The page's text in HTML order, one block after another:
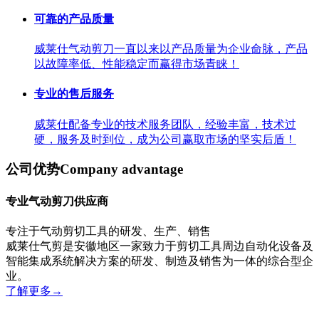
可靠的产品质量
威莱仕气动剪刀一直以来以产品质量为企业命脉，产品
以故障率低、性能稳定而赢得市场青睐！
专业的售后服务
威莱仕配备专业的技术服务团队，经验丰富，技术过
硬，服务及时到位，成为公司赢取市场的坚实后盾！
公司优势Company advantage
专业气动剪刀供应商
专注于气动剪切工具的研发、生产、销售
威莱仕气剪是安徽地区一家致力于剪切工具周边自动化设备及
智能集成系统解决方案的研发、制造及销售为一体的综合型企
业。
了解更多 →